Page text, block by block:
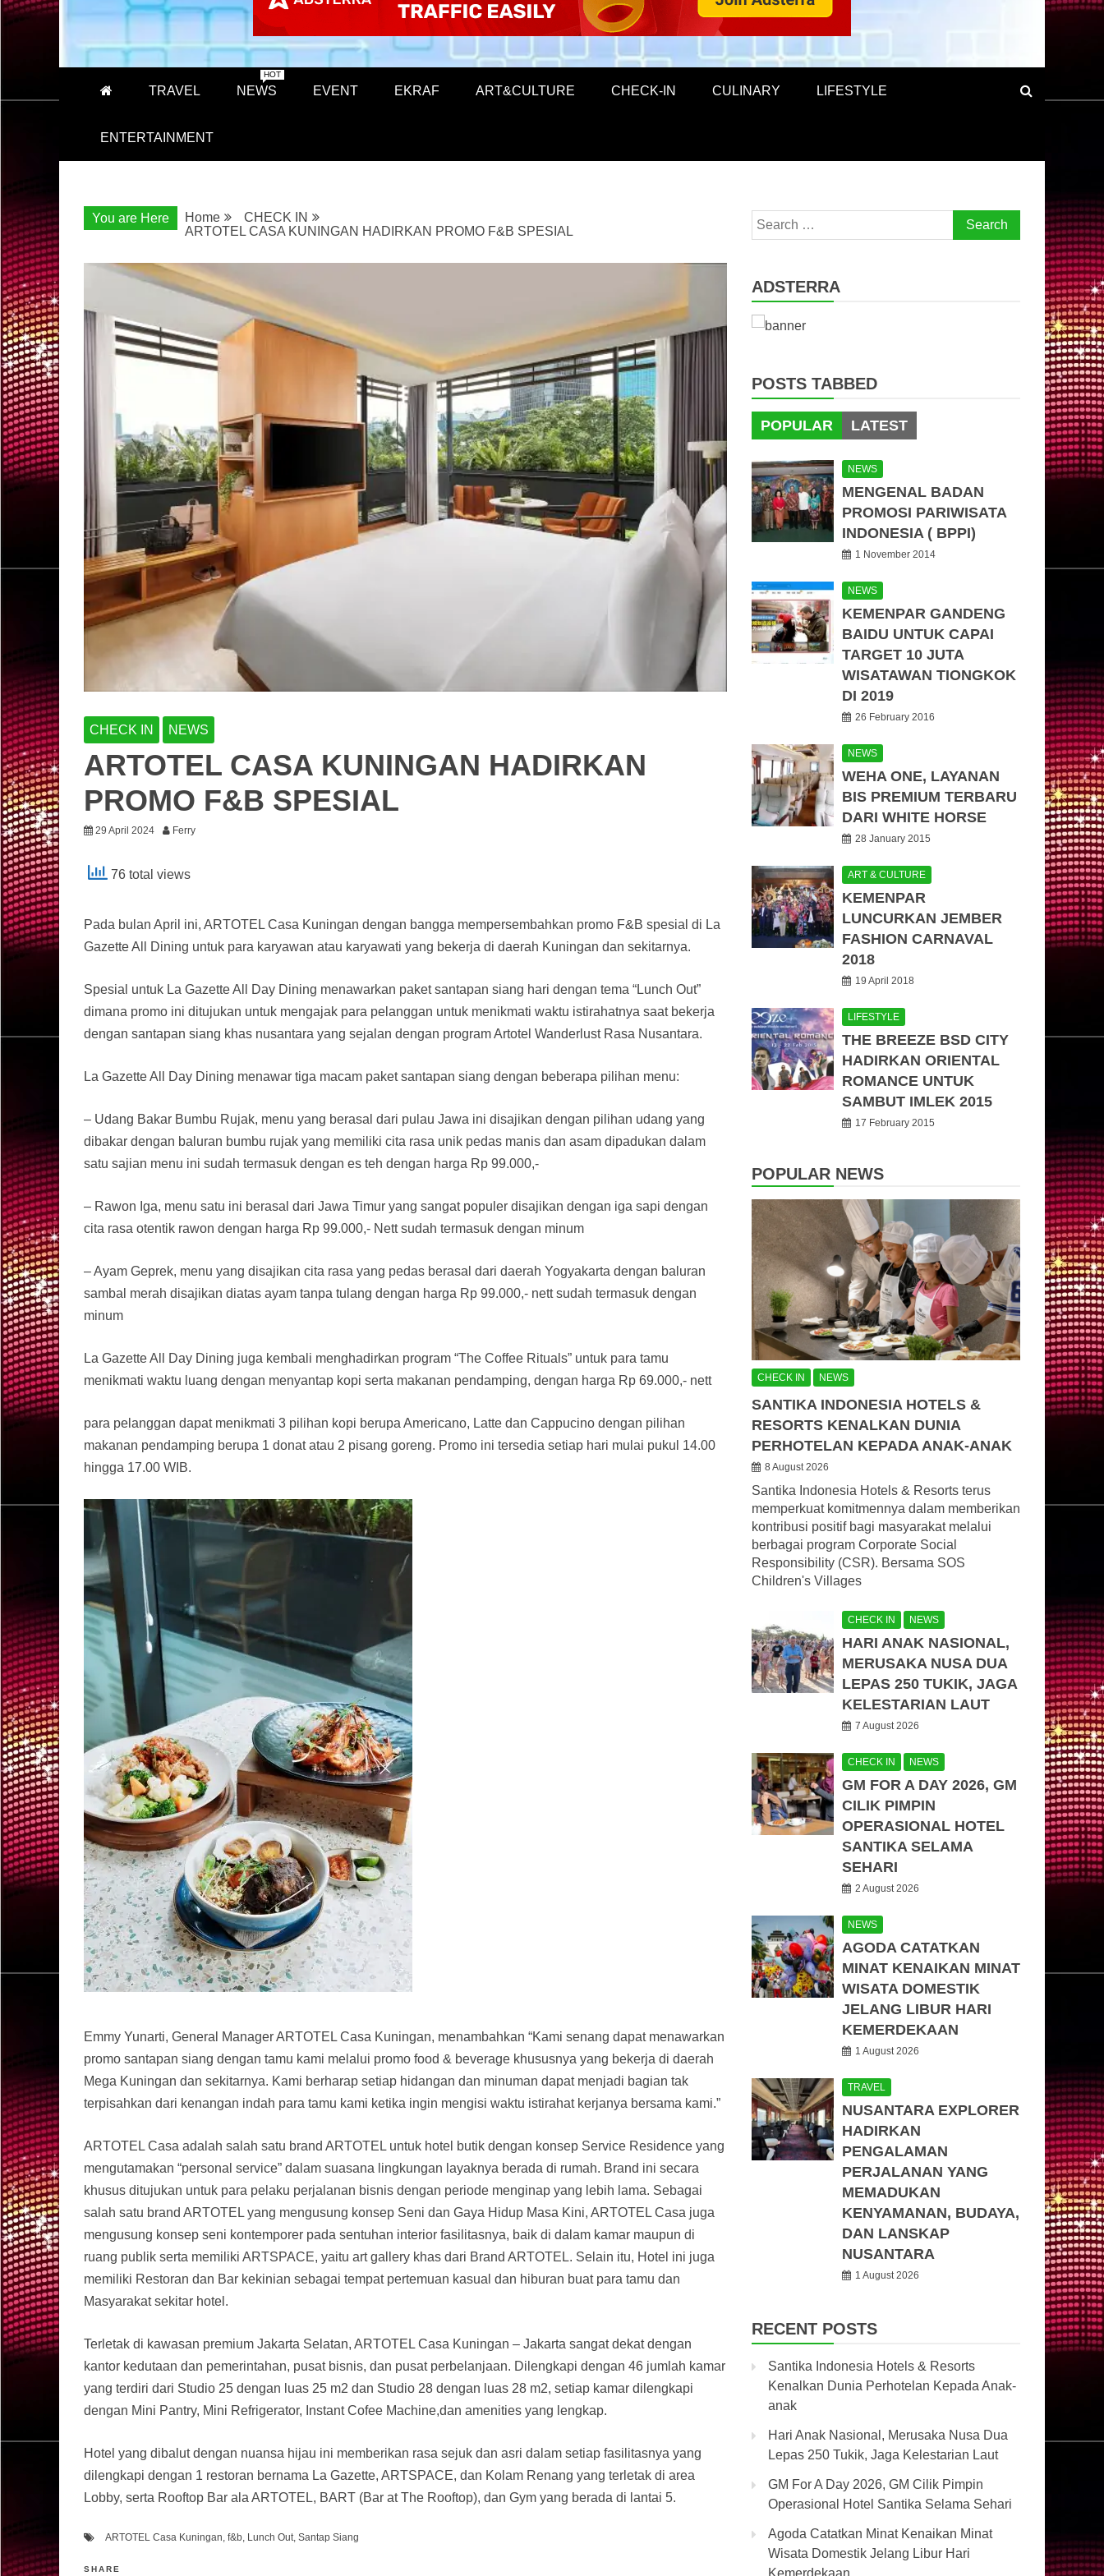
TRAVEL NEWS
HOT
EVENT EKRAF ART&CULTURE CHECK-IN CULINARY LIFESTYLE
ENTERTAINMENT
You are Here Home
CHECK IN
ARTOTEL CASA KUNINGAN HADIRKAN PROMO F&B SPESIAL
CHECK IN NEWS
ARTOTEL CASA KUNINGAN HADIRKAN
PROMO F&B SPESIAL
29 April 2024 Ferry
76 total views
Pada bulan April ini, ARTOTEL Casa Kuningan dengan bangga mempersembahkan promo F&B spesial di La
Gazette All Dining untuk para karyawan atau karyawati yang bekerja di daerah Kuningan dan sekitarnya.
Spesial untuk La Gazette All Day Dining menawarkan paket santapan siang hari dengan tema “Lunch Out”
dimana promo ini ditujukan untuk mengajak para pelanggan untuk menikmati waktu istirahatnya saat bekerja
dengan santapan siang khas nusantara yang sejalan dengan program Artotel Wanderlust Rasa Nusantara.
La Gazette All Day Dining menawar tiga macam paket santapan siang dengan beberapa pilihan menu:
– Udang Bakar Bumbu Rujak, menu yang berasal dari pulau Jawa ini disajikan dengan pilihan udang yang
dibakar dengan baluran bumbu rujak yang memiliki cita rasa unik pedas manis dan asam dipadukan dalam
satu sajian menu ini sudah termasuk dengan es teh dengan harga Rp 99.000,-
– Rawon Iga, menu satu ini berasal dari Jawa Timur yang sangat populer disajikan dengan iga sapi dengan
cita rasa otentik rawon dengan harga Rp 99.000,- Nett sudah termasuk dengan minum
– Ayam Geprek, menu yang disajikan cita rasa yang pedas berasal dari daerah Yogyakarta dengan baluran
sambal merah disajikan diatas ayam tanpa tulang dengan harga Rp 99.000,- nett sudah termasuk dengan
minum
La Gazette All Day Dining juga kembali menghadirkan program “The Coffee Rituals” untuk para tamu
menikmati waktu luang dengan menyantap kopi serta makanan pendamping, dengan harga Rp 69.000,- nett
para pelanggan dapat menikmati 3 pilihan kopi berupa Americano, Latte dan Cappucino dengan pilihan
makanan pendamping berupa 1 donat atau 2 pisang goreng. Promo ini tersedia setiap hari mulai pukul 14.00
hingga 17.00 WIB.
Emmy Yunarti, General Manager ARTOTEL Casa Kuningan, menambahkan “Kami senang dapat menawarkan
promo santapan siang dengan tamu kami melalui promo food & beverage khususnya yang bekerja di daerah
Mega Kuningan dan sekitarnya. Kami berharap setiap hidangan dan minuman dapat menjadi bagian tak
terpisahkan dari kenangan indah para tamu kami ketika ingin mengisi waktu istirahat kerjanya bersama kami.”
ARTOTEL Casa adalah salah satu brand ARTOTEL untuk hotel butik dengan konsep Service Residence yang
mengutamakan “personal service” dalam suasana lingkungan layaknya berada di rumah. Brand ini secara
khusus ditujukan untuk para pelaku perjalanan bisnis dengan periode menginap yang lebih lama. Sebagai
salah satu brand ARTOTEL yang mengusung konsep Seni dan Gaya Hidup Masa Kini, ARTOTEL Casa juga
mengusung konsep seni kontemporer pada sentuhan interior fasilitasnya, baik di dalam kamar maupun di
ruang publik serta memiliki ARTSPACE, yaitu art gallery khas dari Brand ARTOTEL. Selain itu, Hotel ini juga
memiliki Restoran dan Bar kekinian sebagai tempat pertemuan kasual dan hiburan buat para tamu dan
Masyarakat sekitar hotel.
Terletak di kawasan premium Jakarta Selatan, ARTOTEL Casa Kuningan – Jakarta sangat dekat dengan
kantor kedutaan dan pemerintahan, pusat bisnis, dan pusat perbelanjaan. Dilengkapi dengan 46 jumlah kamar
yang terdiri dari Studio 25 dengan luas 25 m2 dan Studio 28 dengan luas 28 m2, setiap kamar dilengkapi
dengan Mini Pantry, Mini Refrigerator, Instant Cofee Machine,dan amenities yang lengkap.
Hotel yang dibalut dengan nuansa hijau ini memberikan rasa sejuk dan asri dalam setiap fasilitasnya yang
dilengkapi dengan 1 restoran bernama La Gazette, ARTSPACE, dan Kolam Renang yang terletak di area
Lobby, serta Rooftop Bar ala ARTOTEL, BART (Bar at The Rooftop), dan Gym yang berada di lantai 5.
ARTOTEL Casa Kuningan, f&b, Lunch Out, Santap Siang
SHARE
Search
for:
ADSTERRA
POSTS TABBED
POPULAR LATEST
NEWS
MENGENAL BADAN
PROMOSI PARIWISATA
INDONESIA ( BPPI)
1 November 2014
NEWS
KEMENPAR GANDENG
BAIDU UNTUK CAPAI
TARGET 10 JUTA
WISATAWAN TIONGKOK
DI 2019
26 February 2016
NEWS
WEHA ONE, LAYANAN
BIS PREMIUM TERBARU
DARI WHITE HORSE
28 January 2015
ART & CULTURE
KEMENPAR
LUNCURKAN JEMBER
FASHION CARNAVAL
2018
19 April 2018
LIFESTYLE
THE BREEZE BSD CITY
HADIRKAN ORIENTAL
ROMANCE UNTUK
SAMBUT IMLEK 2015
17 February 2015
POPULAR NEWS
CHECK IN NEWS
SANTIKA INDONESIA HOTELS &
RESORTS KENALKAN DUNIA
PERHOTELAN KEPADA ANAK-ANAK
8 August 2026
Santika Indonesia Hotels & Resorts terus
memperkuat komitmennya dalam memberikan
kontribusi positif bagi masyarakat melalui
berbagai program Corporate Social
Responsibility (CSR). Bersama SOS
Children's Villages
CHECK IN NEWS
HARI ANAK NASIONAL,
MERUSAKA NUSA DUA
LEPAS 250 TUKIK, JAGA
KELESTARIAN LAUT
7 August 2026
CHECK IN NEWS
GM FOR A DAY 2026, GM
CILIK PIMPIN
OPERASIONAL HOTEL
SANTIKA SELAMA
SEHARI
2 August 2026
NEWS
AGODA CATATKAN
MINAT KENAIKAN MINAT
WISATA DOMESTIK
JELANG LIBUR HARI
KEMERDEKAAN
1 August 2026
TRAVEL
NUSANTARA EXPLORER
HADIRKAN
PENGALAMAN
PERJALANAN YANG
MEMADUKAN
KENYAMANAN, BUDAYA,
DAN LANSKAP
NUSANTARA
1 August 2026
RECENT POSTS
Santika Indonesia Hotels & Resorts
Kenalkan Dunia Perhotelan Kepada Anak-
anak
Hari Anak Nasional, Merusaka Nusa Dua
Lepas 250 Tukik, Jaga Kelestarian Laut
GM For A Day 2026, GM Cilik Pimpin
Operasional Hotel Santika Selama Sehari
Agoda Catatkan Minat Kenaikan Minat
Wisata Domestik Jelang Libur Hari